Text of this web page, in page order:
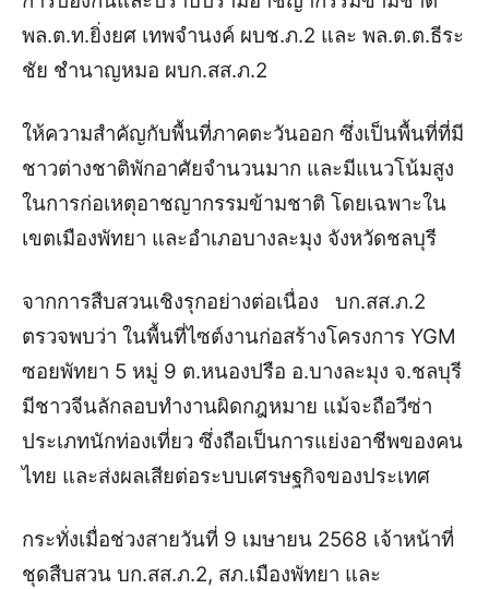
พล.ต.ท.ยิ่งยศ เทพจำนงค์ ผบช.ภ.2 และ พล.ต.ต.ธีระ
ชัย ชำนาญหมอ ผบก.สส.ภ.2
ให้ความสำคัญกับพื้นที่ภาคตะวันออก ซึ่งเป็นพื้นที่ที่มี
ชาวต่างชาติพักอาศัยจำนวนมาก และมีแนวโน้มสูง
ในการก่อเหตุอาชญากรรมข้ามชาติ โดยเฉพาะใน
เขตเมืองพัทยา และอำเภอบางละมุง จังหวัดชลบุรี
จากการสืบสวนเชิงรุกอย่างต่อเนื่อง บก.สส.ภ.2
ตรวจพบว่า ในพื้นที่ไซต์งานก่อสร้างโครงการ YGM
ซอยพัทยา 5 หมู่ 9 ต.หนองปรือ อ.บางละมุง จ.ชลบุรี
มีชาวจีนลักลอบทำงานผิดกฎหมาย แม้จะถือวีซ่า
ประเภทนักท่องเที่ยว ซึ่งถือเป็นการแย่งอาชีพของคน
ไทย และส่งผลเสียต่อระบบเศรษฐกิจของประเทศ
กระทั่งเมื่อช่วงสายวันที่ 9 เมษายน 2568 เจ้าหน้าที่
ชุดสืบสวน บก.สส.ภ.2, สภ.เมืองพัทยา และ